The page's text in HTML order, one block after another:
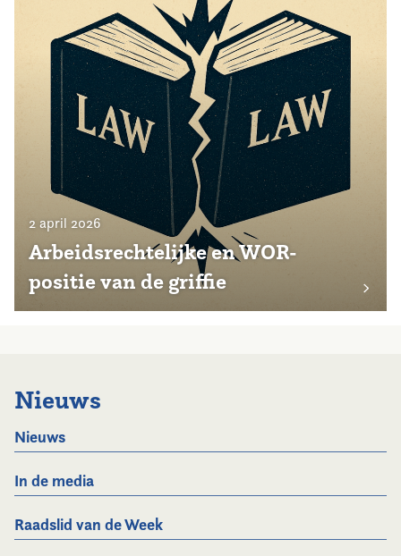
2 april 2026
Arbeidsrechtelijke en WOR-
positie van de griffie
Nieuws
Nieuws
In de media
Raadslid van de Week